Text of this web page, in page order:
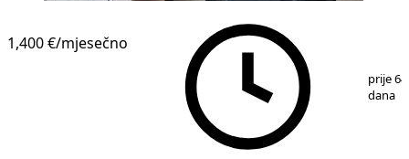
1,400 €/mjesečno
prije 64
dana